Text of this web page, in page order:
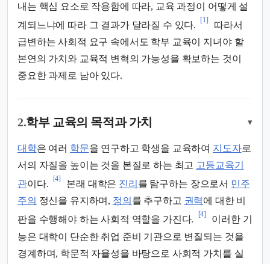
내는 핵심 요소로 작용함에 따라, 교육 과정이 어떻게 설
계되느냐에 따라 그 결과가 달라질 수 있다.
[1]
따라서
급변하는 사회적 요구 속에서도 학부 교육이 지녀야 할
본연의 가치와 교육적 변혁의 가능성을 확보하는 것이
중요한 과제로 남아 있다.
2.학부 교육의 목적과 가치 ▾
대학은 여러 학문을 연구하고 학생을 교육하여 지도자로
서의 자질을 높이는 것을 본질로 하는 최고 고등교육기
관이다.
[4]
본래 대학은 진리 를 탐구하는 장으로서 민주
주의 정신을 유지하며, 정의 를 추구하고 권력에 대한 비
판을 수행해야 하는 사회적 역할을 가진다.
[4]
이러한 기
능은 대학이 단순한 취업 준비 기관으로 변질되는 것을
경계하며, 학문적 자율성을 바탕으로 사회적 가치를 실